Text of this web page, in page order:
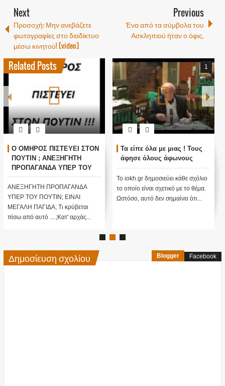
Next
Προσοχή: Μην ανεβάζετε
φωτογραφίες στο διαδίκτυο
μέσω κινητού! [video]
Previous
Ένα από τα σύμβολα του
Ασκληπιού ήταν ο όφις.
Related Posts
Ο ΟΜΗΡΟΣ ΠΙΣΤΕΥΕΙ ΣΤΟΝ
ΠΟΥΤΙΝ ; ΑΝΕΞΗΓΗΤΗ
ΠΡΟΠΑΓΑΝΔΑ ΥΠΕΡ ΤΟΥ
ΠΟΥΤΙΝ;
ΑΝΕΞΗΓΗΤΗ ΠΡΟΠΑΓΑΝΔΑ
ΥΠΕΡ ΤΟΥ ΠΟΥΤΙΝ; ΕΙΝΑΙ
ΜΕΓΑΛΗ ΠΑΓΙΔΑ; Τι κρύβεται
πίσω από αυτό ....;Κατ' αρχάς...
1
Τα είπε όλα με μιας ! Τους
άφησε όλους άφωνους
Το iokh.gr δημοσιεύει κάθε σχόλιο
το οποίο είναι σχετικό με το θέμα.
Ωστόσο, αυτό δεν σημαίνει ότι...
Δημοσίευση σχολίου Blogger Facebook